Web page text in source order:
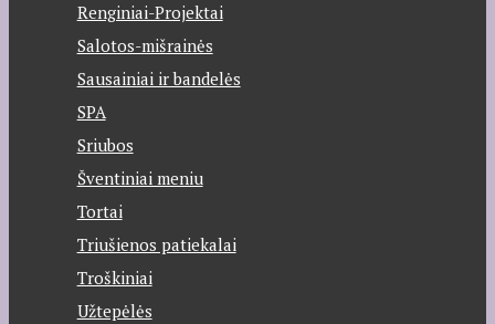
Renginiai-Projektai
Salotos-mišrainės
Sausainiai ir bandelės
SPA
Sriubos
Šventiniai meniu
Tortai
Triušienos patiekalai
Troškiniai
Užtepėlės